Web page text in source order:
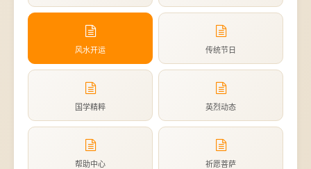
风水开运 传统节日
国学精粹 英烈动态
帮助中心 祈愿菩萨